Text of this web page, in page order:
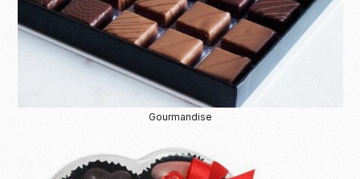
Gourmandise